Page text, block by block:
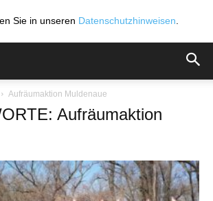
Sie in unseren Datenschutzhinweisen
Aufräumaktion Muldenaue
Aufräumaktion